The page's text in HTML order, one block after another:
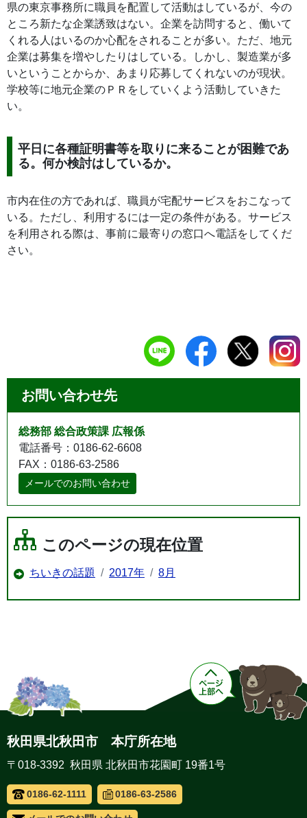
県の東京事務所に職員を配置して活動はしているが、今の
ところ新たな企業誘致はない。企業を訪問すると、働いて
くれる人はいるのか心配をされることが多い。ただ、地元
企業は募集を増やしたりはしている。しかし、製造業が多
いということからか、あまり応募してくれないのが現状。
学校等に地元企業のＰＲをしていくよう活動していきた
い。
平日に各種証明書等を取りに来ることが困難であ
る。何か検討はしているか。
市内在住の方であれば、職員が宅配サービスをおこなって
いる。ただし、利用するには一定の条件がある。サービス
を利用される際は、事前に最寄りの窓口へ電話をしてくだ
さい。
お問い合わせ先
総務部 総合政策課 広報係
電話番号：0186-62-6608
FAX：0186-63-2586
メールでのお問い合わせ
このページの現在位置
ちいきの話題 2017年 8月
秋田県北秋田市 本庁所在地
〒018-3392 秋田県 北秋田市花園町 19番1号
0186-62-1111 0186-63-2586